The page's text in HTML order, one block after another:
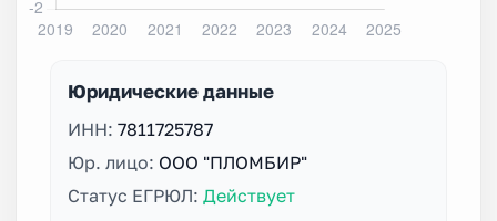
Юридические данные
ИНН: 7811725787
Юр. лицо: ООО "ПЛОМБИР"
Статус ЕГРЮЛ: Действует